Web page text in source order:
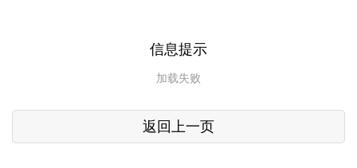
信息提示
加载失败
返回上一页